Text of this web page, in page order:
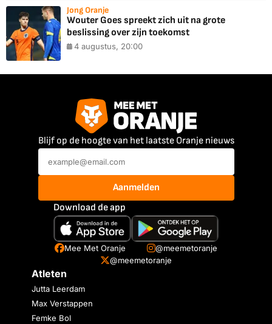
Jong Oranje
Wouter Goes spreekt zich uit na grote
beslissing over zijn toekomst
4 augustus, 20:00
Blijf op de hoogte van het laatste Oranje nieuws
Aanmelden
Download de app
Mee Met Oranje
@meemetoranje
@meemetoranje
Atleten
Jutta Leerdam
Max Verstappen
Femke Bol